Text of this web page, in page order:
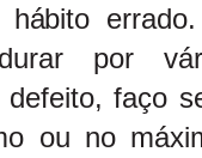
por
faço
ou no